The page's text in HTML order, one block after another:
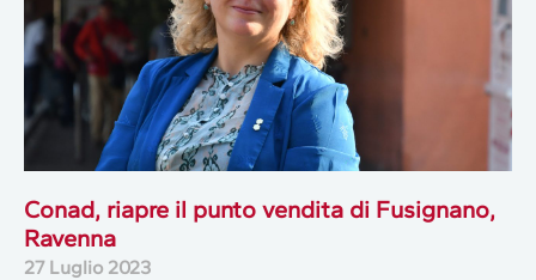
Conad, riapre il punto vendita di Fusignano,
Ravenna
27 Luglio 2023